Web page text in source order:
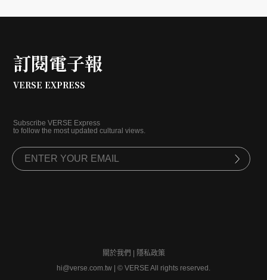
訂閱電子報
VERSE EXPRESS
Subscribe VERSE Express
to follow the most updated cultural views.
關於我們
隱私政策
hi@verse.com.tw
© VERSE All rights reserved.